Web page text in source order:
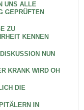
UNS ALLE
GEPRÜFTEN
ZU
KENNEN
NUN
KRANK WIRD OH
DIE
IN